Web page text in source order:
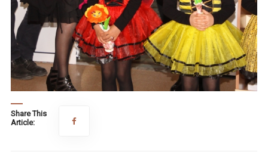
Share This
Article: